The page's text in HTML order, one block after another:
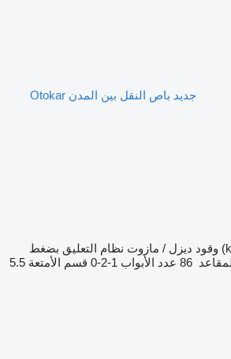
جديد باص النقل بين المدن Otokar
وقود ديزل / مازوت نظام التعليق بضغط
86 عدد الأبواب 1-2-0 قسم الأمتعة 5.5